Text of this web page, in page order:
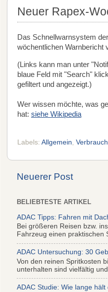
Neuer Rapex-
Das Schnellwarnsystem
wöchentlichen Warnbericht
(Links kann man unter
blaue Feld mit "Search"
gefiltert und angezeigt.)
Wer wissen möchte, was
hat: siehe Wikipedia
Labels: Allgemein
Neuerer Post
BELIEBTESTE ARTIKEL
ADAC Tipps: Fahren mit
Bei größeren Reisen bzw.
Fahrzeug einen praktischen
ADAC Untersuchung: 30
Von den reinen Spritkosten
unterhalten sind vielfältig
ADAC Studie: Wie lange